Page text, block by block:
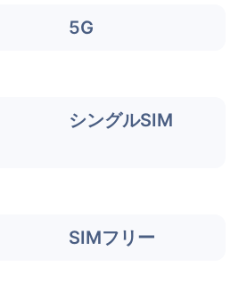
5G
シングルSIM
SIMフリー